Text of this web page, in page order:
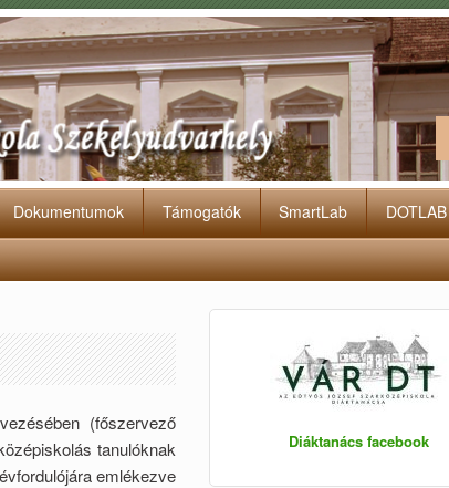
Dokumentumok Támogatók SmartLab DOTLAB
(főszervező
tanulóknak
emlékezve
Diáktanács facebook